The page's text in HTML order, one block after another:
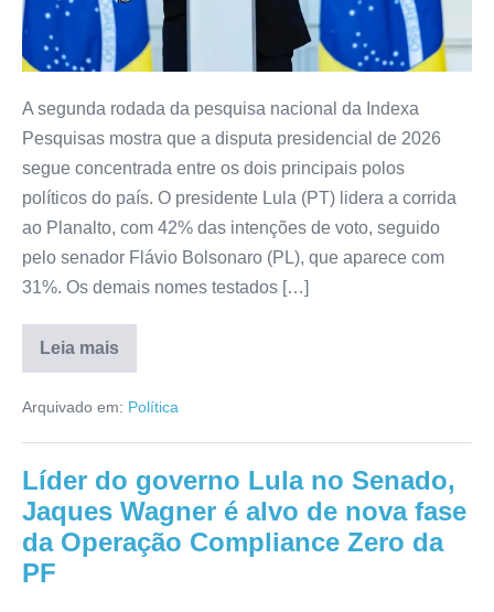
A segunda rodada da pesquisa nacional da Indexa
Pesquisas mostra que a disputa presidencial de 2026
segue concentrada entre os dois principais polos
políticos do país. O presidente Lula (PT) lidera a corrida
ao Planalto, com 42% das intenções de voto, seguido
pelo senador Flávio Bolsonaro (PL), que aparece com
31%. Os demais nomes testados […]
Leia mais
Arquivado em: Política
Líder do governo Lula no Senado,
Jaques Wagner é alvo de nova fase
da Operação Compliance Zero da
PF